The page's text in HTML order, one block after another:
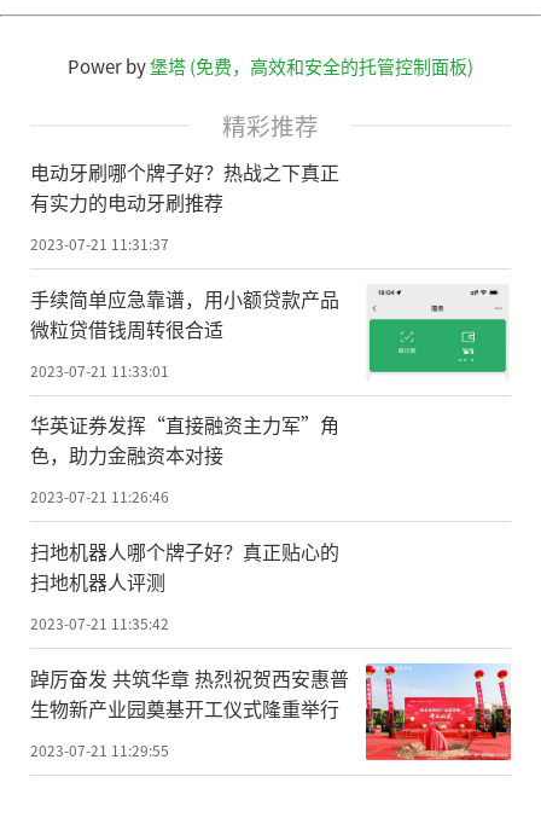
Power by堡塔 (免费，高效和安全的托管控制面板)
精彩推荐
电动牙刷哪个牌子好？热战之下真正
有实力的电动牙刷推荐
2023-07-21 11:31:37
手续简单应急靠谱，用小额贷款产品
微粒贷借钱周转很合适
2023-07-21 11:33:01
华英证券发挥“直接融资主力军”角
色，助力金融资本对接
2023-07-21 11:26:46
扫地机器人哪个牌子好？真正贴心的
扫地机器人评测
2023-07-21 11:35:42
踔厉奋发 共筑华章 热烈祝贺西安惠普
生物新产业园奠基开工仪式隆重举行
2023-07-21 11:29:55